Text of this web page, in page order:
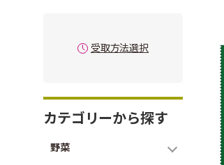
受取方法選択
カテゴリーから探す
野菜